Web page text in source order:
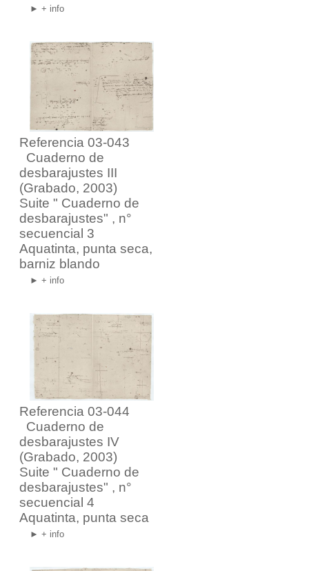
► + info
Referencia 03-043
Cuaderno de
desbarajustes III
(Grabado, 2003)
Suite " Cuaderno de
desbarajustes" , n°
secuencial 3
Aquatinta, punta seca,
barniz blando
► + info
Referencia 03-044
Cuaderno de
desbarajustes IV
(Grabado, 2003)
Suite " Cuaderno de
desbarajustes" , n°
secuencial 4
Aquatinta, punta seca
► + info